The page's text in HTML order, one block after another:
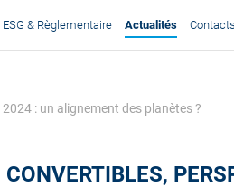
ESG & Règlementaire Actualités Contacts
: un alignement des planètes ?